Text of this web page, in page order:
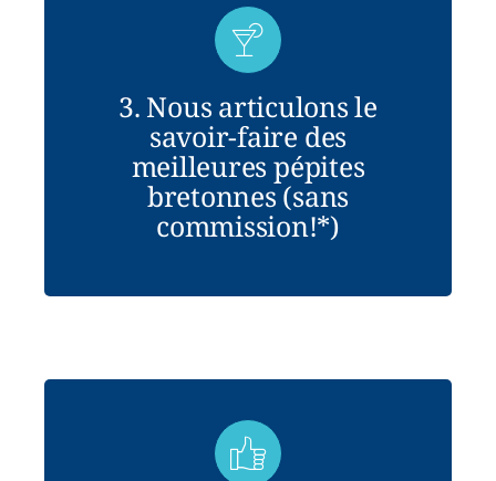
3. Nous articulons le
savoir-faire des
meilleures pépites
bretonnes (sans
commission!*)